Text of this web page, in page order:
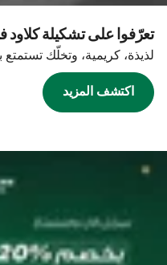
تعرّفوا على تشكيلة كلاود
لذيذة، كريمية، وتخلّك
اكتشف المزيد